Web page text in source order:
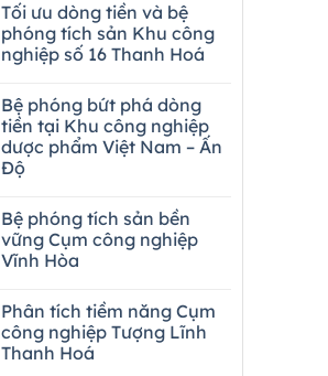
Tối ưu dòng tiền và bệ
phóng tích sản Khu công
nghiệp số 16 Thanh Hoá
Bệ phóng bứt phá dòng
tiền tại Khu công nghiệp
dược phẩm Việt Nam – Ấn
Độ
Bệ phóng tích sản bền
vững Cụm công nghiệp
Vĩnh Hòa
Phân tích tiềm năng Cụm
công nghiệp Tượng Lĩnh
Thanh Hoá